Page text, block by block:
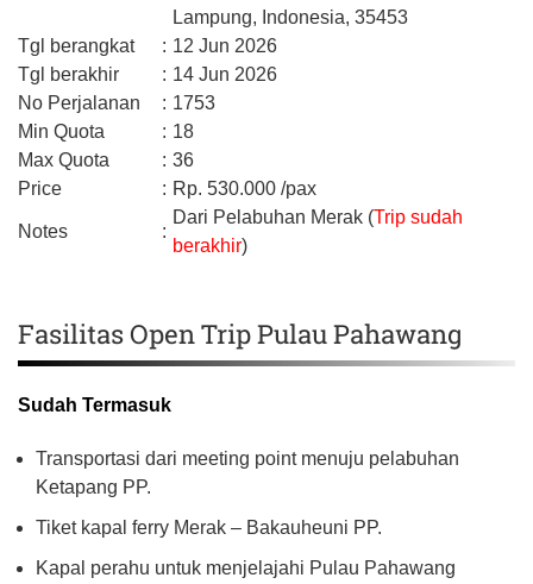
Lampung, Indonesia, 35453
Tgl berangkat
: 12 Jun 2026
Tgl berakhir
: 14 Jun 2026
No Perjalanan
: 1753
Min Quota
: 18
Max Quota
: 36
Price
: Rp. 530.000 /pax
Notes :
Dari Pelabuhan Merak (Trip sudah
berakhir)
Fasilitas Open Trip Pulau Pahawang
Sudah Termasuk
Transportasi dari meeting point menuju pelabuhan
Ketapang PP.
Tiket kapal ferry Merak – Bakauheuni PP.
Kapal perahu untuk menjelajahi Pulau Pahawang